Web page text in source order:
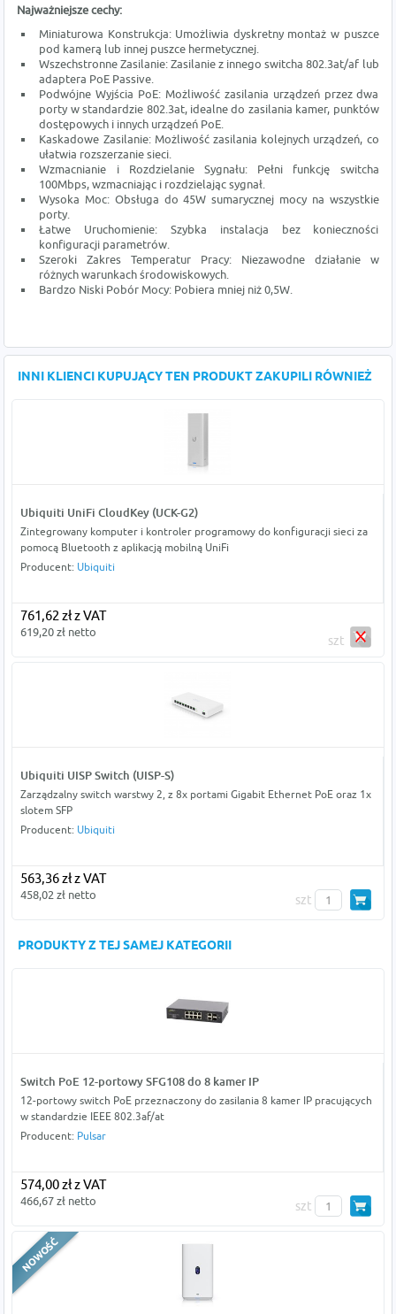
Najważniejsze cechy:
Miniaturowa Konstrukcja: Umożliwia dyskretny montaż w puszce
pod kamerą lub innej puszce hermetycznej.
Wszechstronne Zasilanie: Zasilanie z innego switcha 802.3at/af lub
adaptera PoE Passive.
Podwójne Wyjścia PoE: Możliwość zasilania urządzeń przez dwa
porty w standardzie 802.3at, idealne do zasilania kamer, punktów
dostępowych i innych urządzeń PoE.
Kaskadowe Zasilanie: Możliwość zasilania kolejnych urządzeń, co
ułatwia rozszerzanie sieci.
Wzmacnianie i Rozdzielanie Sygnału: Pełni funkcję switcha
100Mbps, wzmacniając i rozdzielając sygnał.
Wysoka Moc: Obsługa do 45W sumarycznej mocy na wszystkie
porty.
Łatwe Uruchomienie: Szybka instalacja bez konieczności
konfiguracji parametrów.
Szeroki Zakres Temperatur Pracy: Niezawodne działanie w
różnych warunkach środowiskowych.
Bardzo Niski Pobór Mocy: Pobiera mniej niż 0,5W.
INNI KLIENCI KUPUJĄCY TEN PRODUKT ZAKUPILI RÓWNIEŻ
Ubiquiti UniFi CloudKey (UCK-G2)
Zintegrowany komputer i kontroler programowy do konfiguracji sieci za
pomocą Bluetooth z aplikacją mobilną UniFi
Producent: Ubiquiti
761,62 zł z VAT
619,20 zł netto
szt
Ubiquiti UISP Switch (UISP-S)
Zarządzalny switch warstwy 2, z 8x portami Gigabit Ethernet PoE oraz 1x
slotem SFP
Producent: Ubiquiti
563,36 zł z VAT
458,02 zł netto szt
PRODUKTY Z TEJ SAMEJ KATEGORII
Switch PoE 12-portowy SFG108 do 8 kamer IP
12-portowy switch PoE przeznaczony do zasilania 8 kamer IP pracujących
w standardzie IEEE 802.3af/at
Producent: Pulsar
574,00 zł z VAT
466,67 zł netto szt